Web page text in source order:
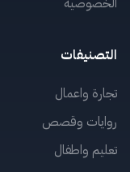
التصنيفات
تجارة واعمال
روايات وقصص
تعليم واطفال